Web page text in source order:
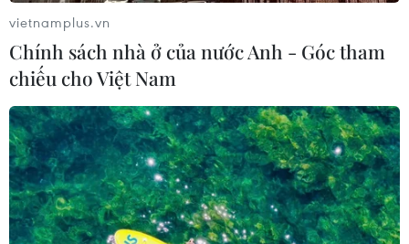
vietnamplus.vn
Chính sách nhà ở của nước Anh - Góc tham
chiếu cho Việt Nam